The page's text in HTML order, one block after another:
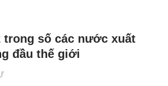
trong số các nước xuất
đầu thế giới